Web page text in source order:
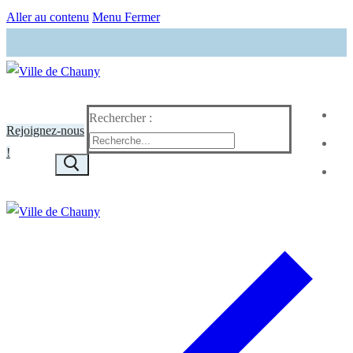
Aller au contenu Menu Fermer
Rejoignez-nous
!
Rechercher :